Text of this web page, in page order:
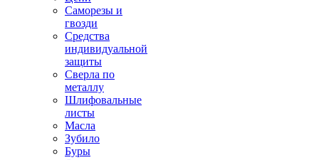
Саморезы и
гвозди
Средства
индивидуальной
защиты
Сверла по
металлу
Шлифовальные
листы
Масла
Зубило
Буры